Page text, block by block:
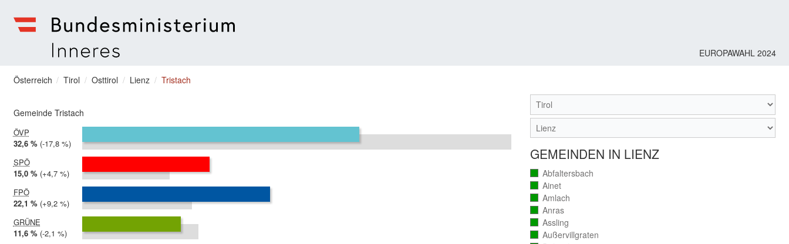
zum Menu springen
EUROPAWAHL 2024
Sie befinden sich hier
Österreich Tirol Osttirol Lienz Tristach
Gemeinde Tristach
ÖVP
2024:
32,6 %
2019:
50,4 %
Differenz:
-17,8 %
SPÖ
2024:
15,0 %
2019:
10,3 %
Differenz:
+4,7 %
FPÖ
2024:
22,1 %
2019:
12,9 %
Differenz:
+9,2 %
GRÜNE
2024:
11,6 % Differenz:
-2,1 %
GEMEINDEN IN LIENZ
Abfaltersbach
(vollständig
ausgezählt)
Ainet
(vollständig
ausgezählt)
Amlach
(vollständig
ausgezählt)
Anras
(vollständig
ausgezählt)
Assling
(vollständig
ausgezählt)
Außervillgraten
(vollständig